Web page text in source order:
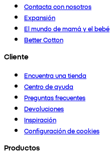
Contacta con nosotros
Expansión
El mundo de mamá y el bebé
Better Cotton
Cliente
Encuentra una tienda
Centro de ayuda
Preguntas frecuentes
Devoluciones
Inspiración
Configuración de cookies
Productos